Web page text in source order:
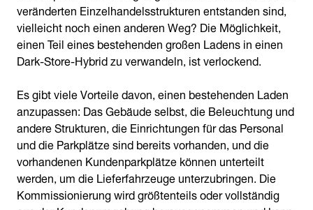
veränderten Einzelhandelsstrukturen entstanden sind,
vielleicht noch einen anderen Weg? Die Möglichkeit,
einen Teil eines bestehenden großen Ladens in einen
Dark-Store-Hybrid zu verwandeln, ist verlockend.
Es gibt viele Vorteile davon, einen bestehenden Laden
anzupassen: Das Gebäude selbst, die Beleuchtung und
andere Strukturen, die Einrichtungen für das Personal
und die Parkplätze sind bereits vorhanden, und die
vorhandenen Kundenparkplätze können unterteilt
werden, um die Lieferfahrzeuge unterzubringen. Die
Kommissionierung wird größtenteils oder vollständig